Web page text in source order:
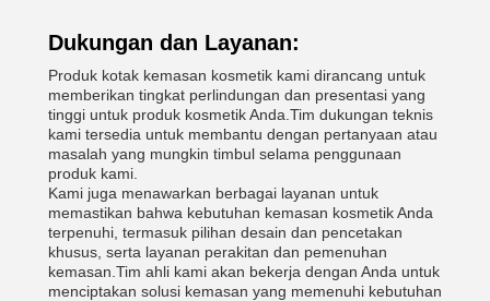
Dukungan dan Layanan:
Produk kotak kemasan kosmetik kami dirancang untuk
memberikan tingkat perlindungan dan presentasi yang
tinggi untuk produk kosmetik Anda.Tim dukungan teknis
kami tersedia untuk membantu dengan pertanyaan atau
masalah yang mungkin timbul selama penggunaan
produk kami.
Kami juga menawarkan berbagai layanan untuk
memastikan bahwa kebutuhan kemasan kosmetik Anda
terpenuhi, termasuk pilihan desain dan pencetakan
khusus, serta layanan perakitan dan pemenuhan
kemasan.Tim ahli kami akan bekerja dengan Anda untuk
menciptakan solusi kemasan yang memenuhi kebutuhan